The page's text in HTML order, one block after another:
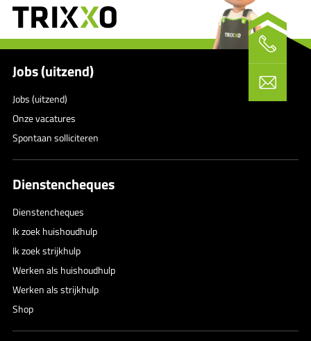
Jobs (uitzend)
Jobs (uitzend)
Onze vacatures
Spontaan solliciteren
Dienstencheques
Dienstencheques
Ik zoek huishoudhulp
Ik zoek strijkhulp
Werken als huishoudhulp
Werken als strijkhulp
Shop